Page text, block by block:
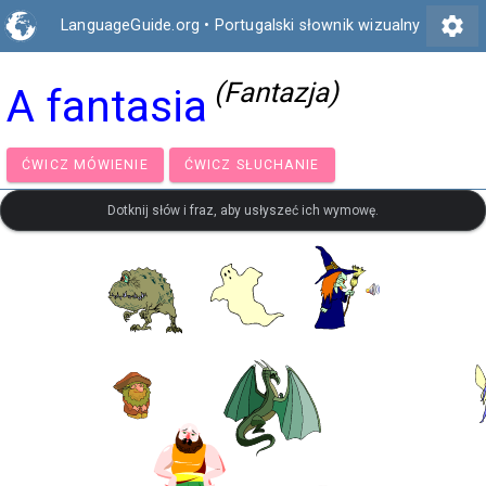
LanguageGuide.org • Portugalski słownik wizualny settings
A fantasia (Fantazja)
ĆWICZ MÓWIENIE ĆWICZ SŁUCHANIE
Dotknij słów i fraz, aby usłyszeć ich wymowę.